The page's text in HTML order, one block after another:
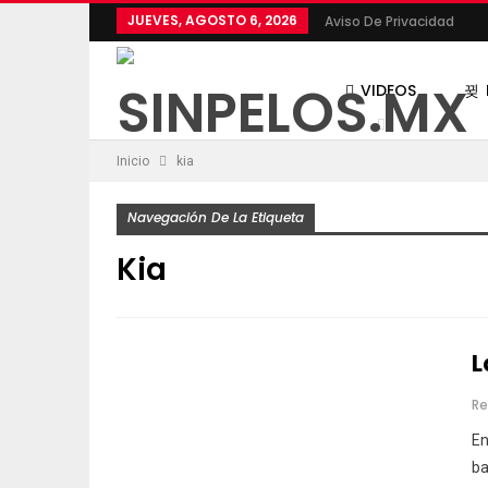
JUEVES, AGOSTO 6, 2026 Aviso De Privacidad
VIDEOS
Inicio kia
Navegación De La Etiqueta
Kia